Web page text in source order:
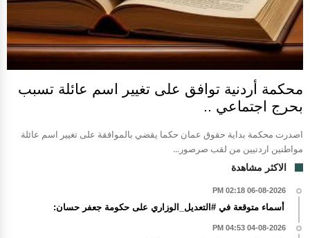
محكمة أردنية توافق على تغيير اسم عائلة تسبب
بحرج اجتماعي ..
اصدرت محكمة بداية حقوق عمان حكما يقضي بالموافقة على تغيير اسم عائلة
مواطنين اردنيين من لقب صرصور...
الاكثر مشاهدة
06-08-2026 02:18 PM
أسماء متوقعة في #التعديل_الوزاري على حكومة جعفر حسان:
04-08-2026 04:53 PM